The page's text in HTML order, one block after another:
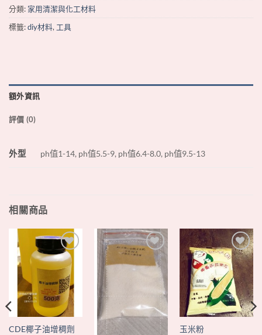
分類: 家用清潔與化工材料
標籤:diy材料, 工具
額外資訊
評價 (0)
外型 ph值1-14, ph值5.5-9, ph值6.4-8.0, ph值9.5-13
相關商品
CDE椰子油增稠劑
+ +
玉米粉